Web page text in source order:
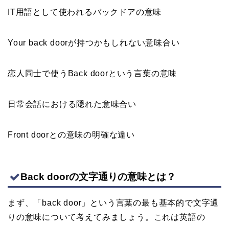
IT用語として使われるバックドアの意味
Your back doorが持つかもしれない意味合い
恋人同士で使うBack doorという言葉の意味
日常会話における隠れた意味合い
Front doorとの意味の明確な違い
Back doorの文字通りの意味とは？
まず、「back door」という言葉の最も基本的で文字通
りの意味について考えてみましょう。これは英語の